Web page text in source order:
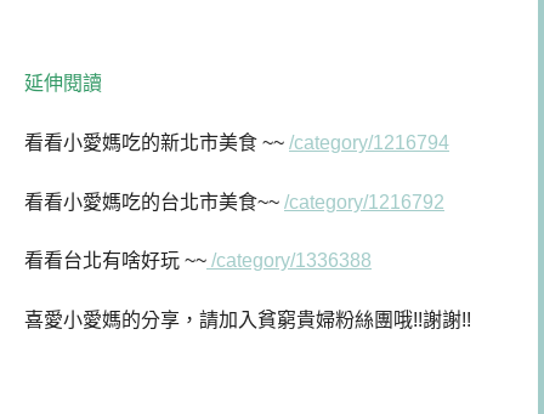
延伸閱讀
看看小愛媽吃的新北市美食 ~~ /category/1216794
看看小愛媽吃的台北市美食~~ /category/1216792
看看台北有啥好玩 ~~ /category/1336388
喜愛小愛媽的分享，請加入貧窮貴婦粉絲團哦!!謝謝!!